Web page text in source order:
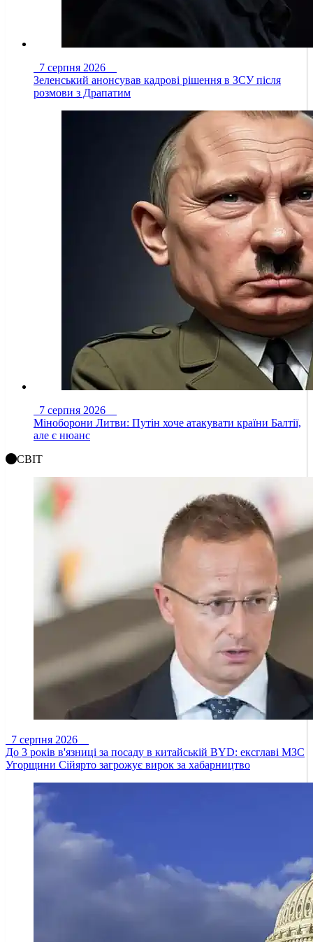
7 серпня 2026
Зеленський анонсував кадрові рішення в ЗСУ після
розмови з Драпатим
7 серпня 2026
Міноборони Литви: Путін хоче атакувати країни Балтії,
але є нюанс
СВІТ
7 серпня 2026
До 3 років в'язниці за посаду в китайській BYD: ексглаві МЗС
Угорщини Сійярто загрожує вирок за хабарництво